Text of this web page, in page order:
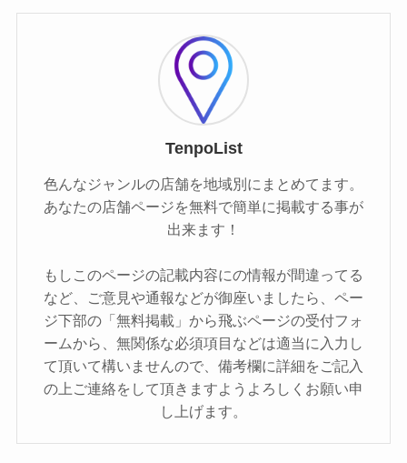
TenpoList
色んなジャンルの店舗を地域別にまとめてます。
あなたの店舗ページを無料で簡単に掲載する事が
出来ます！
もしこのページの記載内容にの情報が間違ってる
など、ご意見や通報などが御座いましたら、ペー
ジ下部の「無料掲載」から飛ぶページの受付フォ
ームから、無関係な必須項目などは適当に入力し
て頂いて構いませんので、備考欄に詳細をご記入
の上ご連絡をして頂きますようよろしくお願い申
し上げます。